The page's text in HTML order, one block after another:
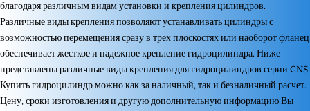
благодаря различным видам установки и крепления цилиндров.
Различные виды крепления позволяют устанавливать цилиндры с
возможностью перемещения сразу в трех плоскостях или наоборот фланец
обеспечивает жесткое и надежное крепление гидроцилиндра. Ниже
представлены различные виды крепления для гидроцилиндров серии GNS.
Купить гидроцилиндр можно как за наличный, так и безналичный расчет.
Цену, сроки изготовления и другую дополнительную информацию Вы